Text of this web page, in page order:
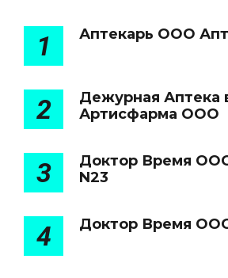
1 Аптекарь ООО
2
Дежурная Аптека
Артисфарма ООО
3
Доктор Время
N23
4 Доктор Время